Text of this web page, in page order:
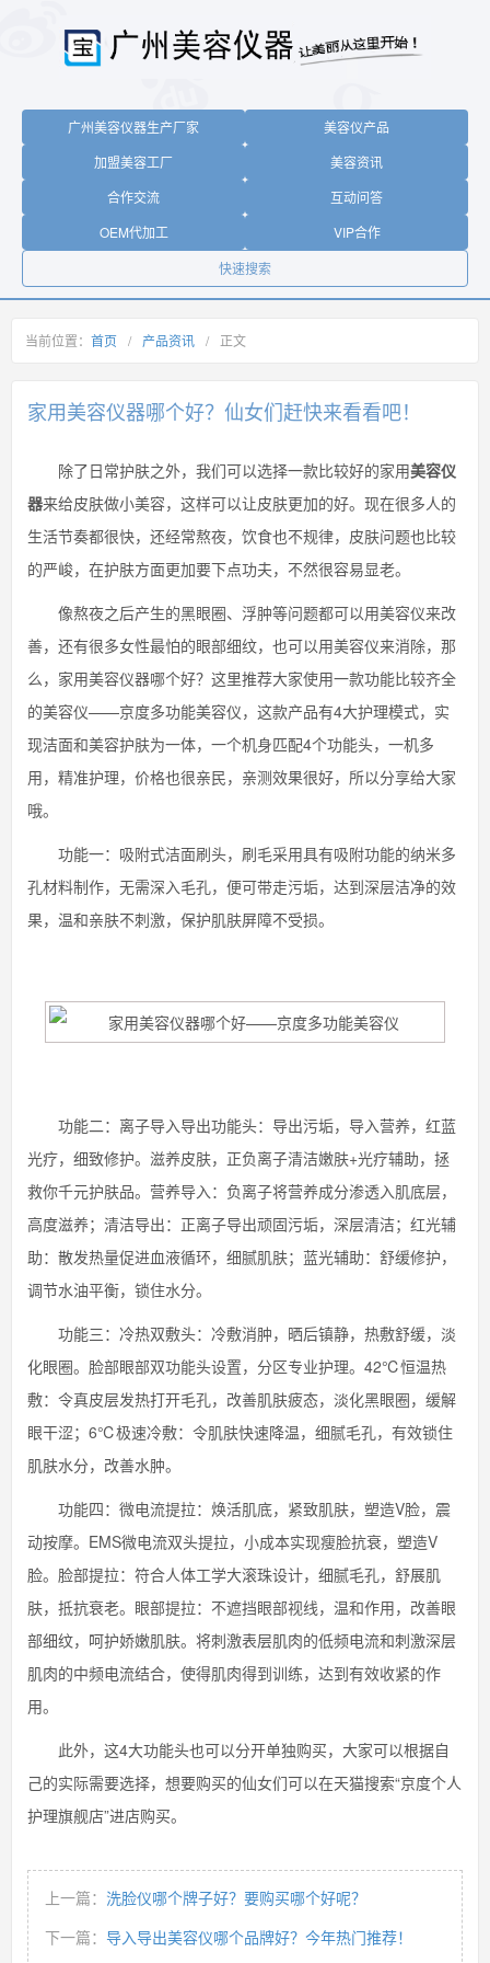
广州美容仪器生产厂家
美容仪产品
加盟美容工厂
美容资讯
合作交流
互动问答
OEM代加工
VIP合作
快速搜索
当前位置： 首页 / 产品资讯 / 正文
家用美容仪器哪个好？仙女们赶快来看看吧！
除了日常护肤之外，我们可以选择一款比较好的家用美容仪
器来给皮肤做小美容，这样可以让皮肤更加的好。现在很多人的
生活节奏都很快，还经常熬夜，饮食也不规律，皮肤问题也比较
的严峻，在护肤方面更加要下点功夫，不然很容易显老。
像熬夜之后产生的黑眼圈、浮肿等问题都可以用美容仪来改
善，还有很多女性最怕的眼部细纹，也可以用美容仪来消除，那
么，家用美容仪器哪个好？这里推荐大家使用一款功能比较齐全
的美容仪——京度多功能美容仪，这款产品有4大护理模式，实
现洁面和美容护肤为一体，一个机身匹配4个功能头，一机多
用，精准护理，价格也很亲民，亲测效果很好，所以分享给大家
哦。
功能一：吸附式洁面刷头，刷毛采用具有吸附功能的纳米多
孔材料制作，无需深入毛孔，便可带走污垢，达到深层洁净的效
果，温和亲肤不刺激，保护肌肤屏障不受损。
功能二：离子导入导出功能头：导出污垢，导入营养，红蓝
光疗，细致修护。滋养皮肤，正负离子清洁嫩肤+光疗辅助，拯
救你千元护肤品。营养导入：负离子将营养成分渗透入肌底层，
高度滋养；清洁导出：正离子导出顽固污垢，深层清洁；红光辅
助：散发热量促进血液循环，细腻肌肤；蓝光辅助：舒缓修护，
调节水油平衡，锁住水分。
功能三：冷热双敷头：冷敷消肿，晒后镇静，热敷舒缓，淡
化眼圈。脸部眼部双功能头设置，分区专业护理。42℃恒温热
敷：令真皮层发热打开毛孔，改善肌肤疲态，淡化黑眼圈，缓解
眼干涩；6℃极速冷敷：令肌肤快速降温，细腻毛孔，有效锁住
肌肤水分，改善水肿。
功能四：微电流提拉：焕活肌底，紧致肌肤，塑造V脸，震
动按摩。EMS微电流双头提拉，小成本实现瘦脸抗衰，塑造V
脸。脸部提拉：符合人体工学大滚珠设计，细腻毛孔，舒展肌
肤，抵抗衰老。眼部提拉：不遮挡眼部视线，温和作用，改善眼
部细纹，呵护娇嫩肌肤。将刺激表层肌肉的低频电流和刺激深层
肌肉的中频电流结合，使得肌肉得到训练，达到有效收紧的作
用。
此外，这4大功能头也可以分开单独购买，大家可以根据自
己的实际需要选择，想要购买的仙女们可以在天猫搜索“京度个人
护理旗舰店”进店购买。
上一篇： 洗脸仪哪个牌子好？要购买哪个好呢？
下一篇： 导入导出美容仪哪个品牌好？今年热门推荐！